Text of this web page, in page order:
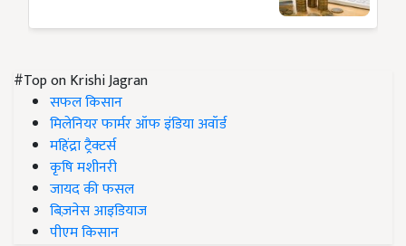
#Top on Krishi Jagran
सफल किसान
मिलेनियर फार्मर ऑफ इंडिया अवॉर्ड
महिंद्रा ट्रैक्टर्स
कृषि मशीनरी
जायद की फसल
बिज़नेस आइडियाज
पीएम किसान